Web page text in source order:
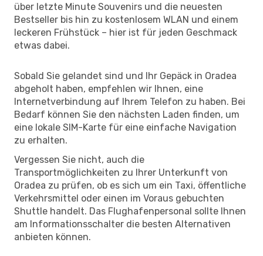
über letzte Minute Souvenirs und die neuesten
Bestseller bis hin zu kostenlosem WLAN und einem
leckeren Frühstück – hier ist für jeden Geschmack
etwas dabei.
Sobald Sie gelandet sind und Ihr Gepäck in Oradea
abgeholt haben, empfehlen wir Ihnen, eine
Internetverbindung auf Ihrem Telefon zu haben. Bei
Bedarf können Sie den nächsten Laden finden, um
eine lokale SIM-Karte für eine einfache Navigation
zu erhalten.
Vergessen Sie nicht, auch die
Transportmöglichkeiten zu Ihrer Unterkunft von
Oradea zu prüfen, ob es sich um ein Taxi, öffentliche
Verkehrsmittel oder einen im Voraus gebuchten
Shuttle handelt. Das Flughafenpersonal sollte Ihnen
am Informationsschalter die besten Alternativen
anbieten können.